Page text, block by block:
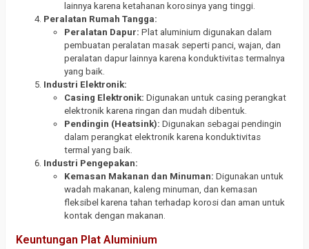
lainnya karena ketahanan korosinya yang tinggi.
Peralatan Rumah Tangga:
Peralatan Dapur: Plat aluminium digunakan dalam
pembuatan peralatan masak seperti panci, wajan, dan
peralatan dapur lainnya karena konduktivitas termalnya
yang baik.
Industri Elektronik:
Casing Elektronik: Digunakan untuk casing perangkat
elektronik karena ringan dan mudah dibentuk.
Pendingin (Heatsink): Digunakan sebagai pendingin
dalam perangkat elektronik karena konduktivitas
termal yang baik.
Industri Pengepakan:
Kemasan Makanan dan Minuman: Digunakan untuk
wadah makanan, kaleng minuman, dan kemasan
fleksibel karena tahan terhadap korosi dan aman untuk
kontak dengan makanan.
Keuntungan Plat Aluminium